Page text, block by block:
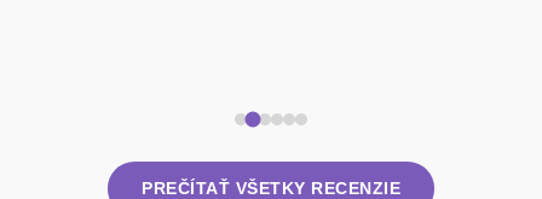
PREČÍTAŤ VŠETKY RECENZIE